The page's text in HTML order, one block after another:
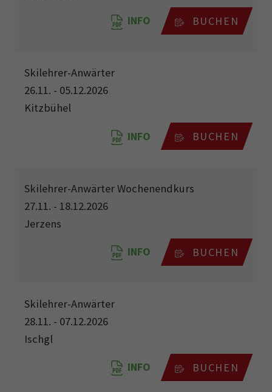
INFO BUCHEN
Skilehrer-Anwärter
26.11. - 05.12.2026
Kitzbühel
INFO BUCHEN
Skilehrer-Anwärter Wochenendkurs
27.11. - 18.12.2026
Jerzens
INFO BUCHEN
Skilehrer-Anwärter
28.11. - 07.12.2026
Ischgl
INFO BUCHEN